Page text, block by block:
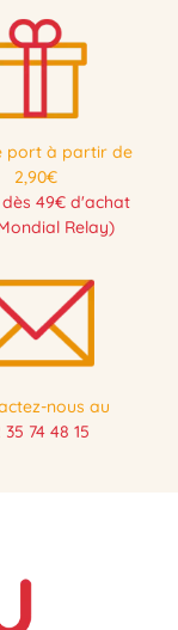
port à partir de
2,90€
49€ d'achat
Relay)
nous au
35 74 48 15